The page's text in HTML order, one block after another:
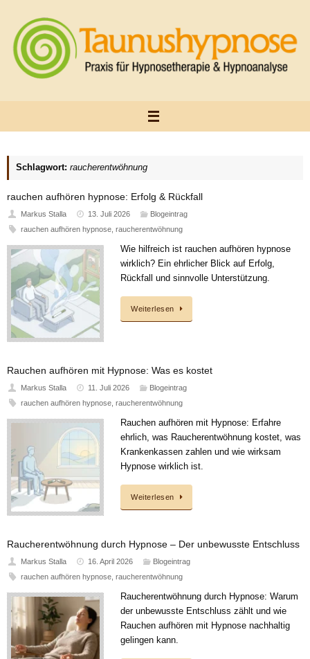
springen
Schlagwort: raucherentwöhnung
rauchen aufhören hypnose: Erfolg & Rückfall
Markus Stalla 13. Juli 2026
Blogeintrag
rauchen aufhören hypnose, raucherentwöhnung
Wie hilfreich ist rauchen aufhören hypnose
wirklich? Ein ehrlicher Blick auf Erfolg,
Rückfall und sinnvolle Unterstützung.
Weiterlesen
Rauchen aufhören mit Hypnose: Was es kostet
Markus Stalla 11. Juli 2026
Blogeintrag
rauchen aufhören hypnose, raucherentwöhnung
Rauchen aufhören mit Hypnose: Erfahre
ehrlich, was Raucherentwöhnung kostet, was
Krankenkassen zahlen und wie wirksam
Hypnose wirklich ist.
Weiterlesen
Raucherentwöhnung durch Hypnose – Der unbewusste Entschluss
Markus Stalla 16. April 2026
Blogeintrag
rauchen aufhören hypnose, raucherentwöhnung
Raucherentwöhnung durch Hypnose: Warum
der unbewusste Entschluss zählt und wie
Rauchen aufhören mit Hypnose nachhaltig
gelingen kann.